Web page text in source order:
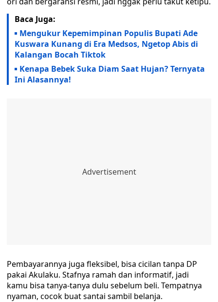
Baca Juga:
Mengukur Kepemimpinan Populis Bupati Ade
Kuswara Kunang di Era Medsos, Ngetop Abis di
Kalangan Bocah Tiktok
Kenapa Bebek Suka Diam Saat Hujan? Ternyata
Ini Alasannya!
Pembayarannya juga fleksibel, bisa cicilan tanpa DP
pakai Akulaku. Stafnya ramah dan informatif, jadi
kamu bisa tanya-tanya dulu sebelum beli. Tempatnya
nyaman, cocok buat santai sambil belanja.